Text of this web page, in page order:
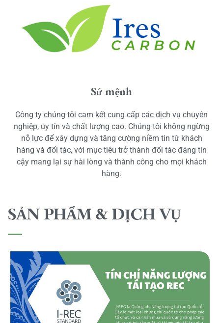
Sứ mệnh
Công ty chúng tôi cam kết cung cấp các dịch vụ chuyên
nghiệp, uy tín và chất lượng cao. Chúng tôi không ngừng
nỗ lực để xây dựng và tăng cường niềm tin từ khách
hàng và đối tác, với mục tiêu trở thành đối tác đáng tin
cậy mang lại sự hài lòng và thành công cho mọi khách
hàng.
SẢN PHẨM & DỊCH VỤ